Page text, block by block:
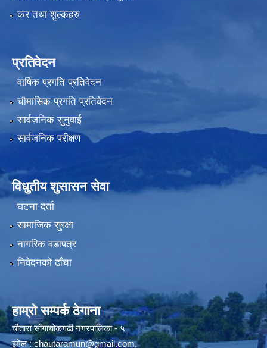
कर तथा शुल्कहरु
प्रतिवेदन
वार्षिक प्रगति प्रतिवेदन
चौमासिक प्रगति प्रतिवेदन
सार्वजनिक सुनुवाई
सार्वजनिक परीक्षण
विधुतीय शुसासन सेवा
घटना दर्ता
सामाजिक सुरक्षा
नागरिक वडापत्र
निवेदनको ढाँचा
हाम्रो सम्पर्क ठेगाना
चौतारा साँगाचोकगढी नगरपालिका - ५
इमेल :chautaramun@gmail.com,